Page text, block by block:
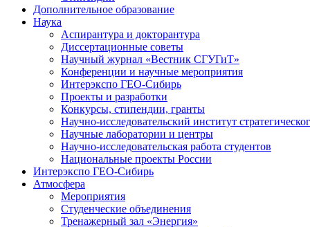
Дополнительное образование
Наука
Аспирантура и докторантура
Диссертационные советы
Научный журнал «Вестник СГУГиТ»
Конференции и научные мероприятия
Интерэкспо ГЕО-Сибирь
Проекты и разработки
Конкурсы, стипендии, гранты
Научно-исследовательский институт
Научные лаборатории и центры
Научно-исследовательская работа студентов
Национальные проекты России
Интерэкспо ГЕО-Сибирь
Атмосфера
Мероприятия
Студенческие объединения
Тренажерный зал «Энергия»